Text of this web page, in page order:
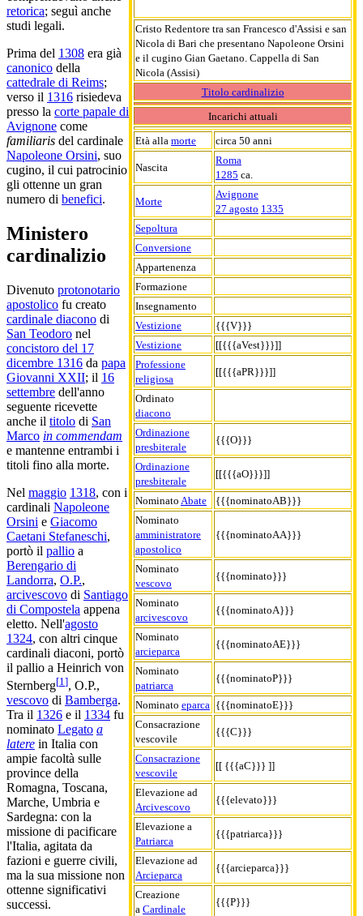
Cristo Redentore tra san Francesco d'Assisi e san
Nicola di Bari che presentano Napoleone Orsini
e il cugino Gian Gaetano. Cappella di San
Nicola (Assisi)
Titolo cardinalizio
Incarichi attuali
Età alla morte circa 50 anni
Nascita
Roma
1285 ca.
Morte
Avignone
27 agosto 1335
Sepoltura
Conversione
Appartenenza
Formazione
Insegnamento
Vestizione
{{{V}}}
Vestizione
[[{{{aVest}}}]]
Professione
religiosa
[[{{{aPR}}}]]
Ordinato
diacono
Ordinazione
presbiterale
{{{O}}}
Ordinazione
presbiterale
[[{{{aO}}}]]
Nominato Abate
{{{nominatoAB}}}
Nominato
amministratore
apostolico
{{{nominatoAA}}}
Nominato
vescovo
{{{nominato}}}
Nominato
arcivescovo
{{{nominatoA}}}
Nominato
arcieparca
{{{nominatoAE}}}
Nominato
patriarca
{{{nominatoP}}}
Nominato eparca {{{nominatoE}}}
Consacrazione
vescovile
{{{C}}}
Consacrazione
vescovile
[[ {{{aC}}} ]]
Elevazione ad
Arcivescovo
{{{elevato}}}
Elevazione a
Patriarca
{{{patriarca}}}
Elevazione ad
Arcieparca
{{{arcieparca}}}
Creazione
a Cardinale
{{{P}}}
retorica; seguì anche
studi legali.
Prima del 1308 era già
canonico della
cattedrale di Reims;
verso il 1316 risiedeva
presso la corte papale di
Avignone come
familiaris del cardinale
Napoleone Orsini, suo
cugino, il cui patrocinio
gli ottenne un gran
numero di benefici.
Ministero
cardinalizio
Divenuto protonotario
apostolico fu creato
cardinale diacono di
San Teodoro nel
concistoro del 17
dicembre 1316 da papa
Giovanni XXII; il 16
settembre dell'anno
seguente ricevette
anche il titolo di San
Marco in commendam
e mantenne entrambi i
titoli fino alla morte.
Nel maggio 1318, con i
cardinali Napoleone
Orsini e Giacomo
Caetani Stefaneschi,
portò il pallio a
Berengario di
Landorra, O.P.,
arcivescovo di Santiago
di Compostela appena
eletto. Nell'agosto
1324, con altri cinque
cardinali diaconi, portò
il pallio a Heinrich von
Sternberg[1], O.P.,
vescovo di Bamberga.
Tra il 1326 e il 1334 fu
nominato Legato a
latere in Italia con
ampie facoltà sulle
province della
Romagna, Toscana,
Marche, Umbria e
Sardegna: con la
missione di pacificare
l'Italia, agitata da
fazioni e guerre civili,
ma la sua missione non
ottenne significativi
successi.